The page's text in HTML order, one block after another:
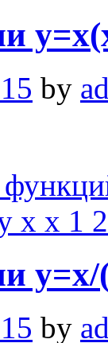
by
x x 1 2
y=x/
by